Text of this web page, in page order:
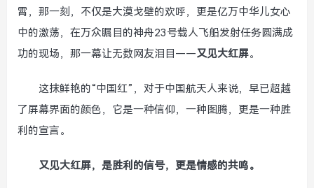
霄，那一刻，不仅是大漠戈壁的欢呼，更是亿万中华儿女心
中的激荡，在万众瞩目的神舟23号载人飞船发射任务圆满成
功的现场，那一幕让无数网友泪目——又见大红屏。
这抹鲜艳的“中国红”，对于中国航天人来说，早已超越
了屏幕界面的颜色，它是一种信仰，一种图腾，更是一种胜
利的宣言。
又见大红屏，是胜利的信号，更是情感的共鸣。